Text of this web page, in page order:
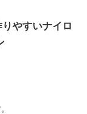
やすいナイロ